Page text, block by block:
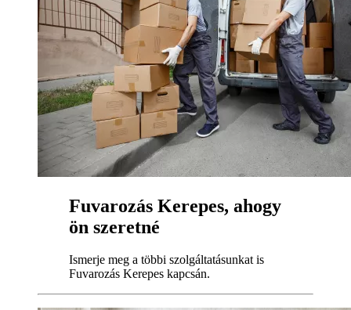
Fuvarozás Kerepes, ahogy
ön szeretné
Ismerje meg a többi szolgáltatásunkat is
Fuvarozás Kerepes kapcsán.